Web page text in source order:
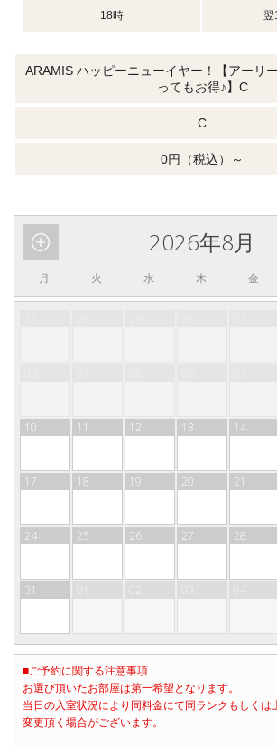
18時 翌
ARAMIS ハッピーニューイヤー！【アーリ
ってもお得♪】C
C
0円（税込）～
2026年8月
月 火 水 木 金
10 11 12 13 14
17 18 19 20 21
24 25 26 27 28
31
部屋数
1
▾
■ご予約に関する注意事項
お選び頂いたお部屋は第一希望となります。
当日の入室状況により同料金にて同ランクもしくは
変更頂く場合がございます。